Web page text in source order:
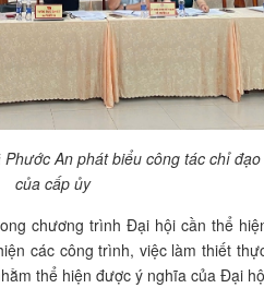
An phát biểu công tác chỉ
của cấp ủy
chương trình Đại hội cần thể
các công trình, việc làm thiết
thể hiện được ý nghĩa của Đại